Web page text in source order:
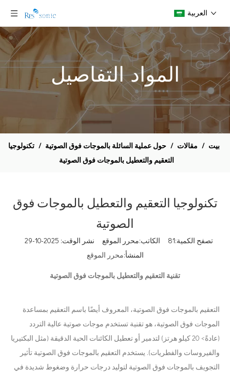
العربية
المواد التفاصيل
بيت / مقالات / حول عملية السائلة بالموجات فوق الصوتية / تكنولوجيا
التعقيم والتعطيل بالموجات فوق الصوتية
تكنولوجيا التعقيم والتعطيل بالموجات فوق
الصوتية
تصفح الكمية:81
المنشأ:محرر الموقع
تقنية التعقيم والتعطيل بالموجات فوق الصوتية
التعقيم بالموجات فوق الصوتية، المعروف أيضًا باسم التعقيم بمساعدة
الموجات فوق الصوتية، هو تقنية تستخدم موجات صوتية عالية التردد
(عادةً> 20 كيلو هرتز) لتدمير أو تعطيل الكائنات الحية الدقيقة (مثل البكتيريا
والفيروسات والفطريات). يستخدم التعقيم بالموجات فوق الصوتية تأثير
التجويف بالموجات فوق الصوتية لتوليد درجات حرارة وضغوط شديدة في